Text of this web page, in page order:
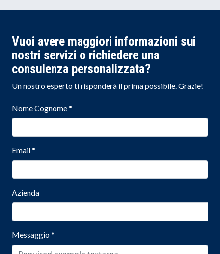
Vuoi avere maggiori informazioni sui
nostri servizi o richiedere una
consulenza personalizzata?
Un nostro esperto ti risponderà il prima possibile. Grazie!
Nome Cognome*
Email*
Azienda
Messaggio*